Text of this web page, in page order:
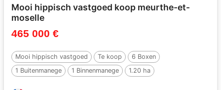
Mooi hippisch vastgoed koop meurthe-et-
moselle
465 000 €
Mooi hippisch vastgoed Te koop
6 Boxen
1 Buitenmanege
1 Binnenmanege 1.20 ha